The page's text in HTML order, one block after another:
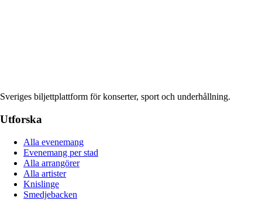
Sveriges biljettplattform för konserter, sport och underhållning.
Utforska
Alla evenemang
Evenemang per stad
Alla arrangörer
Alla artister
Knislinge
Smedjebacken